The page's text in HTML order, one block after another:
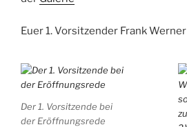
Euer 1. Vorsitzender Frank Werner
Der 1. Vorsitzende bei
der Eröffnungsrede